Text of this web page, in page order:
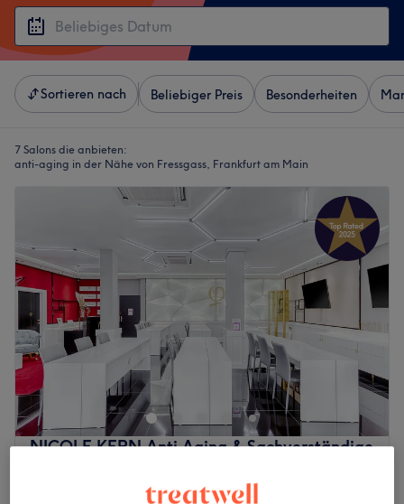
Sortieren nach Beliebiger Preis Besonderheiten
7 Salons die anbieten:
anti-aging in der Nähe von Fressgass, Frankfurt am Main
NICOLE KERN Anti Aging & Sachverständige
205 Bewertungen